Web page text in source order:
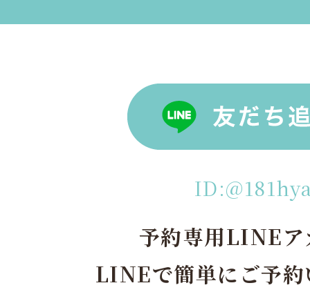
予約専用LINEア
LINEで簡単にご予